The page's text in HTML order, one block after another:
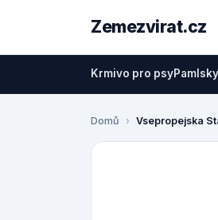
Zemezvirat.cz
Krmivo pro psy
Domů Vsepropejska